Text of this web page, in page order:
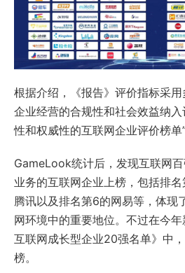
根据介绍，《报告》评价指标采
企业经营的合规性和社会效益纳
性和权威性的互联网企业评价榜单”
GameLook统计后，发现互联网
业务的互联网企业上榜，包括排
腾讯以及排名第6的网易等，体现
网环境中的重要地位。不过在今
互联网成长型企业20强名单》中
榜。